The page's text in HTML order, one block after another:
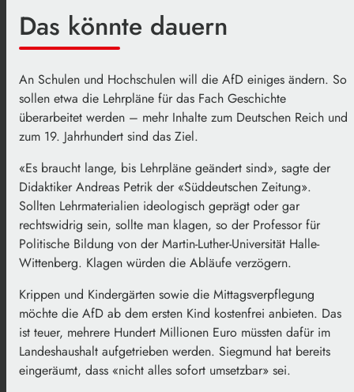
Das könnte dauern
An Schulen und Hochschulen will die AfD einiges ändern. So
sollen etwa die Lehrpläne für das Fach Geschichte
überarbeitet werden – mehr Inhalte zum Deutschen Reich und
zum 19. Jahrhundert sind das Ziel.
«Es braucht lange, bis Lehrpläne geändert sind», sagte der
Didaktiker Andreas Petrik der «Süddeutschen Zeitung».
Sollten Lehrmaterialien ideologisch geprägt oder gar
rechtswidrig sein, sollte man klagen, so der Professor für
Politische Bildung von der Martin-Luther-Universität Halle-
Wittenberg. Klagen würden die Abläufe verzögern.
Krippen und Kindergärten sowie die Mittagsverpflegung
möchte die AfD ab dem ersten Kind kostenfrei anbieten. Das
ist teuer, mehrere Hundert Millionen Euro müssten dafür im
Landeshaushalt aufgetrieben werden. Siegmund hat bereits
eingeräumt, dass «nicht alles sofort umsetzbar» sei.